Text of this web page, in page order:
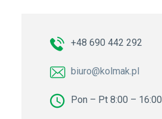
+48 690 442 292
biuro@kolmak.pl
Pon – Pt 8:00 – 16:00